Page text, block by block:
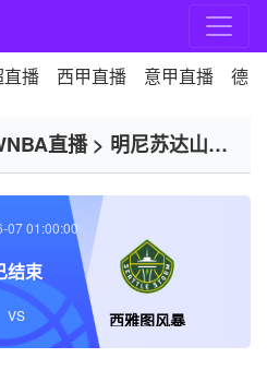
直播 西甲直播 意甲直播 德
直播> 明尼苏达山猫
西雅图风暴
07 01:00:00
结束
VS